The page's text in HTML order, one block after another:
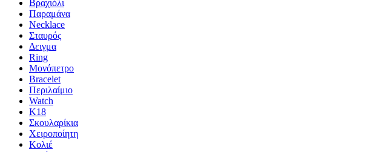
Βραχιόλι
Παραμάνα
Necklace
Σταυρός
Δειγμα
Ring
Μονόπετρο
Bracelet
Περιλαίμιο
Watch
K18
Σκουλαρίκια
Χειροποίητη
Κολιέ